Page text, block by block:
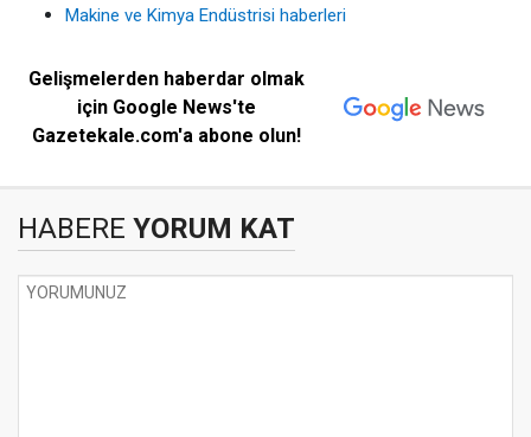
Makine ve Kimya Endüstrisi haberleri
Gelişmelerden haberdar olmak
için Google News'te
Gazetekale.com'a abone olun!
HABERE YORUM KAT